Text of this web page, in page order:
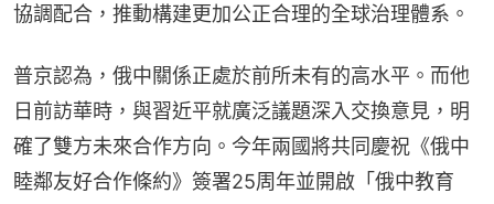
協調配合，推動構建更加公正合理的全球治理體系。
普京認為，俄中關係正處於前所未有的高水平。而他
日前訪華時，與習近平就廣泛議題深入交換意見，明
確了雙方未來合作方向。今年兩國將共同慶祝《俄中
睦鄰友好合作條約》簽署25周年並開啟「俄中教育